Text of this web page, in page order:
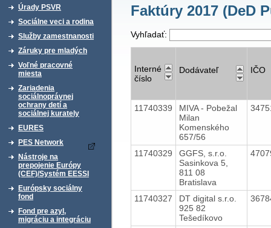
Úrady PSVR
Sociálne veci a rodina
Služby zamestnanosti
Záruky pre mladých
Voľné pracovné
miesta
Zariadenia
sociálnoprávnej
ochrany detí a
sociálnej kurately
EURES
PES Network
Nástroje na
prepojenie Európy
(CEF)/Systém EESSI
Európsky sociálny
fond
Fond pre azyl,
migráciu a integráciu
Faktúry 2017 (DeD
Vyhľadať:
Interné
číslo
Dodávateľ IČO
11740339
MIVA - Pobežal
Milan
Komenského
657/56
11740329
GGFS, s.r.o.
Sasinkova 5,
811 08
Bratislava
11740327
DT digital s.r.o.
925 82
Tešedíkovo